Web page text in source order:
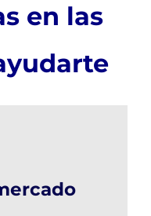
en las